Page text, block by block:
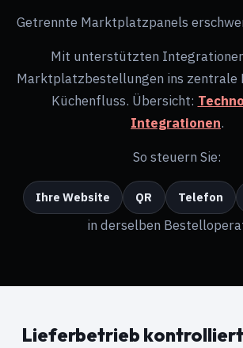
Getrennte Marktplatzpanels
Mit unterstützten
Marktplatzbestellungen ins zentrale
Küchenfluss. Übersicht:
Integrationen.
So steuern Sie:
Ihre Website QR Telefon
in derselben
Lieferbetrieb